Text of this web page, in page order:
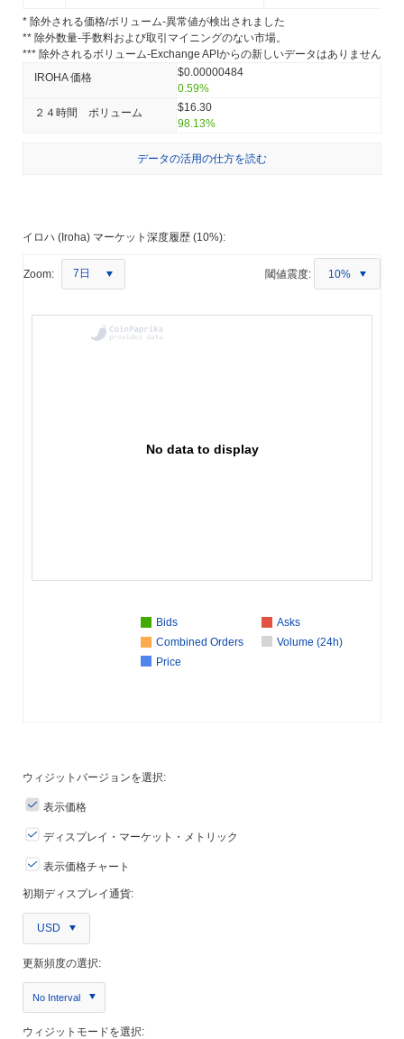
* 除外される価格/ボリューム-異常値が検出されました
** 除外数量-手数料および取引マイニングのない市場。
*** 除外されるボリューム-Exchange APIからの新しいデータはありません
IROHA 価格
$0.00000484
0.59%
２４時間 ボリューム
$16.30
98.13%
データの活用の仕方を読む
イロハ (Iroha) マーケット深度履歴 (10%):
Zoom: 7日 閾値震度: 10%
No data to display
Bids
Asks
Combined Orders
Volume (24h)
Price
ウィジットバージョンを選択:
表示価格
ディスプレイ・マーケット・メトリック
表示価格チャート
初期ディスプレイ通貨:
USD
更新頻度の選択:
No Interval
ウィジットモードを選択: